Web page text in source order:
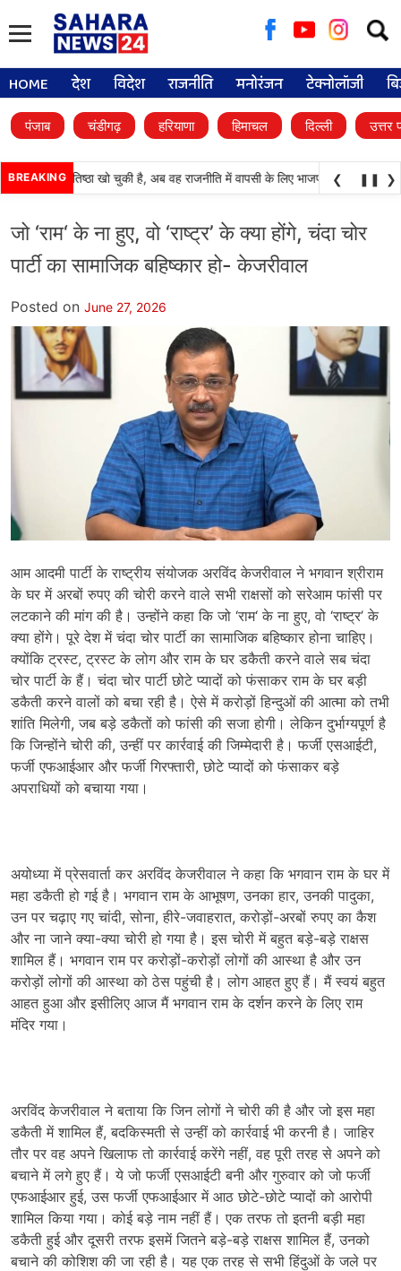
for:
HOME देश विदेश राजनीति मनोरंजन टेक्नोलॉजी
पंजाब चंडीगढ़ हरियाणा हिमाचल दिल्ली उत्तर
BREAKING
अपनी प्रतिष्ठा खो चुकी है, अब वह राजनीति में वापसी के लिए भाजपा से समझौता करने
❮ ❚❚ ❯
जो ‘राम‘ के ना हुए, वो ‘राष्ट्र’ के क्या होंगे, चंदा चोर
पार्टी का सामाजिक बहिष्कार हो- केजरीवाल
Posted on June 27, 2026
आम आदमी पार्टी के राष्ट्रीय संयोजक अरविंद केजरीवाल ने भगवान श्रीराम
के घर में अरबों रुपए की चोरी करने वाले सभी राक्षसों को सरेआम फांसी पर
लटकाने की मांग की है। उन्होंने कहा कि जो ‘राम‘ के ना हुए, वो ‘राष्ट्र’ के
क्या होंगे। पूरे देश में चंदा चोर पार्टी का सामाजिक बहिष्कार होना चाहिए।
क्योंकि ट्रस्ट, ट्रस्ट के लोग और राम के घर डकैती करने वाले सब चंदा
चोर पार्टी के हैं। चंदा चोर पार्टी छोटे प्यादों को फंसाकर राम के घर बड़ी
डकैती करने वालों को बचा रही है। ऐसे में करोड़ों हिन्दुओं की आत्मा को तभी
शांति मिलेगी, जब बड़े डकैतों को फांसी की सजा होगी। लेकिन दुर्भाग्यपूर्ण है
कि जिन्होंने चोरी की, उन्हीं पर कार्रवाई की जिम्मेदारी है। फर्जी एसआईटी,
फर्जी एफआईआर और फर्जी गिरफ्तारी, छोटे प्यादों को फंसाकर बड़े
अपराधियों को बचाया गया।
अयोध्या में प्रेसवार्ता कर अरविंद केजरीवाल ने कहा कि भगवान राम के घर में
महा डकैती हो गई है। भगवान राम के आभूषण, उनका हार, उनकी पादुका,
उन पर चढ़ाए गए चांदी, सोना, हीरे-जवाहरात, करोड़ों-अरबों रुपए का कैश
और ना जाने क्या-क्या चोरी हो गया है। इस चोरी में बहुत बड़े-बड़े राक्षस
शामिल हैं। भगवान राम पर करोड़ों-करोड़ों लोगों की आस्था है और उन
करोड़ों लोगों की आस्था को ठेस पहुंची है। लोग आहत हुए हैं। मैं स्वयं बहुत
आहत हुआ और इसीलिए आज मैं भगवान राम के दर्शन करने के लिए राम
मंदिर गया।
अरविंद केजरीवाल ने बताया कि जिन लोगों ने चोरी की है और जो इस महा
डकैती में शामिल हैं, बदकिस्मती से उन्हीं को कार्रवाई भी करनी है। जाहिर
तौर पर वह अपने खिलाफ तो कार्रवाई करेंगे नहीं, वह पूरी तरह से अपने को
बचाने में लगे हुए हैं। ये जो फर्जी एसआईटी बनी और गुरुवार को जो फर्जी
एफआईआर हुई, उस फर्जी एफआईआर में आठ छोटे-छोटे प्यादों को आरोपी
शामिल किया गया। कोई बड़े नाम नहीं हैं। एक तरफ तो इतनी बड़ी महा
डकैती हुई और दूसरी तरफ इसमें जितने बड़े-बड़े राक्षस शामिल हैं, उनको
बचाने की कोशिश की जा रही है। यह एक तरह से सभी हिंदुओं के जले पर